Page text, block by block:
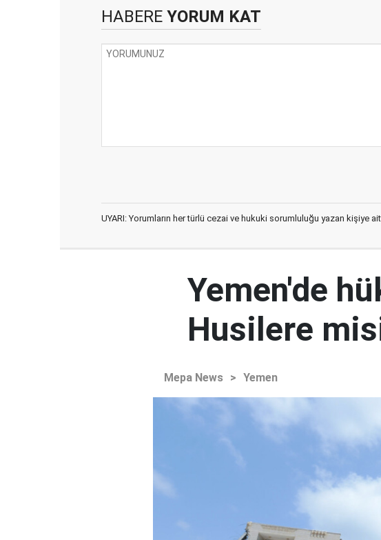
HABERE YORUM KAT
UYARI: Yorumların her türlü cezai ve hukuki sorumluluğu yazan kişiye
Yemen'de
Husilere
Mepa News > Yemen